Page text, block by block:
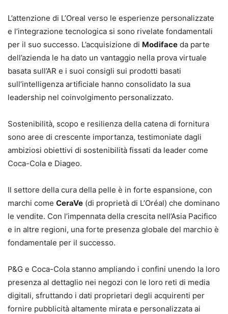
L’attenzione di L’Oreal verso le esperienze personalizzate
e l’integrazione tecnologica si sono rivelate fondamentali
per il suo successo. L’acquisizione di Modiface da parte
dell’azienda le ha dato un vantaggio nella prova virtuale
basata sull’AR e i suoi consigli sui prodotti basati
sull’intelligenza artificiale hanno consolidato la sua
leadership nel coinvolgimento personalizzato.
Sostenibilità, scopo e resilienza della catena di fornitura
sono aree di crescente importanza, testimoniate dagli
ambiziosi obiettivi di sostenibilità fissati da leader come
Coca-Cola e Diageo.
Il settore della cura della pelle è in forte espansione, con
marchi come CeraVe (di proprietà di L’Oréal) che dominano
le vendite. Con l’impennata della crescita nell’Asia Pacifico
e in altre regioni, una forte presenza globale del marchio è
fondamentale per il successo.
P&G e Coca-Cola stanno ampliando i confini unendo la loro
presenza al dettaglio nei negozi con le loro reti di media
digitali, sfruttando i dati proprietari degli acquirenti per
fornire pubblicità altamente mirata e personalizzata ai